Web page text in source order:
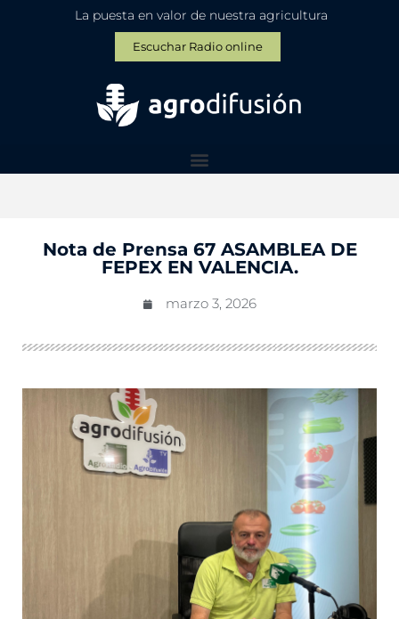
La puesta en valor de nuestra agricultura
Escuchar Radio online
Nota de Prensa 67 ASAMBLEA DE
FEPEX EN VALENCIA.
marzo 3, 2026